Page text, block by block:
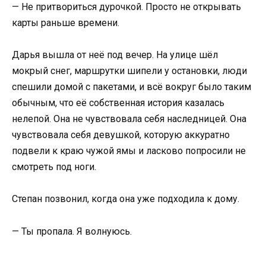
— Не притвориться дурочкой. Просто не открывать
карты раньше времени.
Дарья вышла от неё под вечер. На улице шёл
мокрый снег, маршрутки шипели у остановки, люди
спешили домой с пакетами, и всё вокруг было таким
обычным, что её собственная история казалась
нелепой. Она не чувствовала себя наследницей. Она
чувствовала себя девушкой, которую аккуратно
подвели к краю чужой ямы и ласково попросили не
смотреть под ноги.
Степан позвонил, когда она уже подходила к дому.
— Ты пропала. Я волнуюсь.